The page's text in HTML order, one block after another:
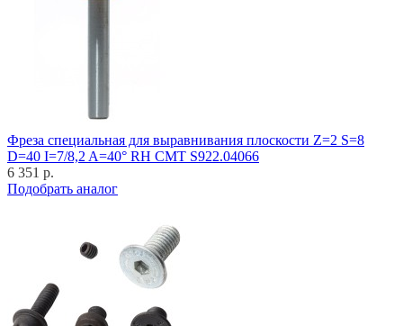
Фреза специальная для выравнивания плоскости Z=2 S=8
D=40 I=7/8,2 A=40° RH CMT S922.04066
6 351 р.
Подобрать аналог